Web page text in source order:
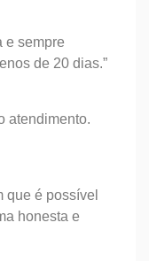
e sempre
de 20 dias.”
atendimento.
que é possível
honesta e